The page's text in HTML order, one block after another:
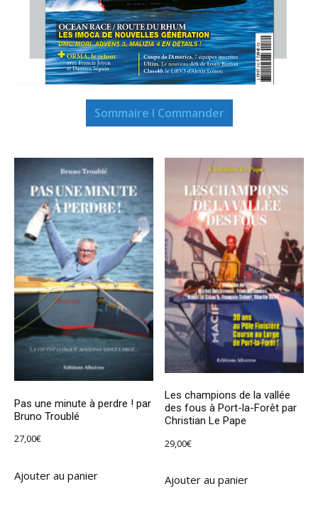
Sommaire I Commander
Pas une minute à perdre ! par
Bruno Troublé
27,00€
Ajouter au panier
Les champions de la vallée
des fous à Port-la-Forêt par
Christian Le Pape
29,00€
Ajouter au panier